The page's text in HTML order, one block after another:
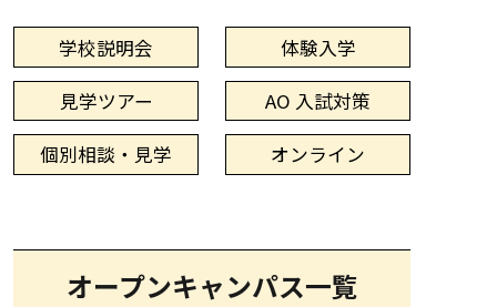
学校説明会 体験入学
見学ツアー AO 入試対策
個別相談・見学 オンライン
オープンキャンパス一覧